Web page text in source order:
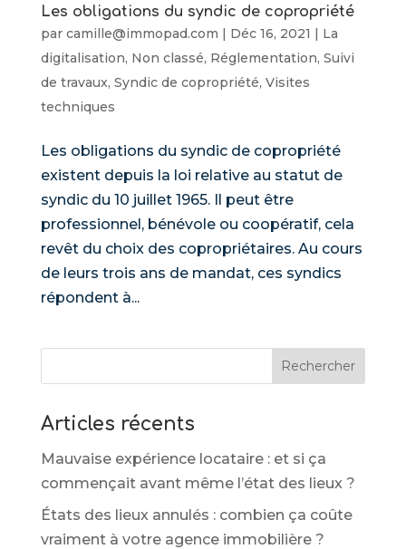
Les obligations du syndic de copropriété
par camille@immopad.com | Déc 16, 2021 | La
digitalisation, Non classé, Réglementation, Suivi
de travaux, Syndic de copropriété, Visites
techniques
Les obligations du syndic de copropriété
existent depuis la loi relative au statut de
syndic du 10 juillet 1965. Il peut être
professionnel, bénévole ou coopératif, cela
revêt du choix des copropriétaires. Au cours
de leurs trois ans de mandat, ces syndics
répondent à...
Rechercher
Articles récents
Mauvaise expérience locataire : et si ça
commençait avant même l’état des lieux ?
États des lieux annulés : combien ça coûte
vraiment à votre agence immobilière ?